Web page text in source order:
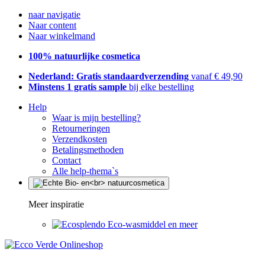
naar navigatie
Naar content
Naar winkelmand
100% natuurlijke cosmetica
Nederland: Gratis standaardverzending vanaf € 49,90
Minstens 1 gratis sample bij elke bestelling
Help
Waar is mijn bestelling?
Retourneringen
Verzendkosten
Betalingsmethoden
Contact
Alle help-thema`s
Meer inspiratie
Eco-wasmiddel en meer